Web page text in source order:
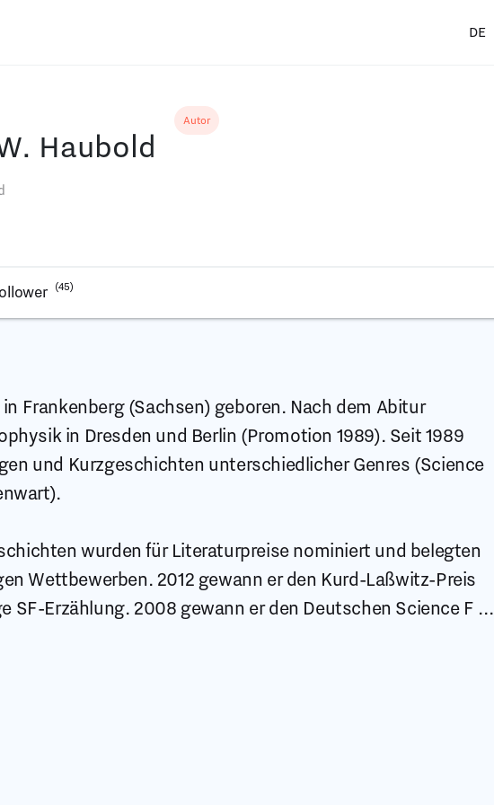
DE
Haubold
Autor
(45)
Frankenberg (Sachsen) geboren. Nach dem Abitur
in Dresden und Berlin (Promotion 1989). Seit 1989
und Kurzgeschichten unterschiedlicher Genres (Science
wurden für Literaturpreise nominiert und belegten
Wettbewerben. 2012 gewann er den Kurd-Laßwitz-Preis
SF-Erzählung. 2008 gewann er den Deutschen Science F ...